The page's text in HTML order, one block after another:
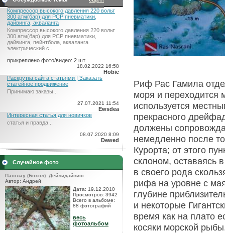
Компрессор высокого давления 220 вольт
300 атм(бар) для PCP пневматики,
дайвинга, акваланга
Компрессор высокого давления 220 вольт
300 атм(бар) для PCP пневматики,
дайвинга, пейнтбола, акваланга
электрический c...
прикреплено фото/видео: 2 шт.
18.02.2022 16:58
Hobie
Раскрутка сайта статьями | Заказать
статейное продвижение
Принимаю заказы...
27.07.2021 11:54
Ewsdea
Интересная статья для новичков
статья и правда...
08.07.2020 8:09
Dewed
Случайное фото
Панглау (Бохол). Дейлидайвинг
Автор: Андрей
Дата: 19.12.2010
Просмотров: 3942
Всего в альбоме:
88 фотографий
весь
фотоальбом
Риф Рас Гамила
моря и переходится
используется
прекрасного
должены
немедленно после
Курорта; от этого
склоном, оставаясь
в своего рода
рифа на уровне с
глубине
и некоторые
время как на плато
косяки морской